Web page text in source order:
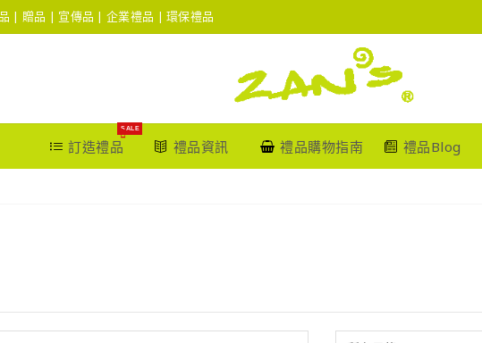
| 贈品 | 宣傳品 | 企業禮品 | 環保禮品
訂造禮品
SALE
禮品資訊 禮品購物指南 禮品Blog